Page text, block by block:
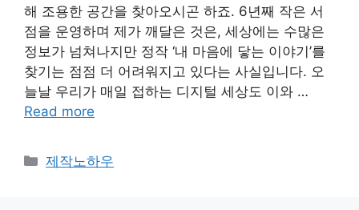
해 조용한 공간을 찾아오시곤 하죠. 6년째 작은 서
점을 운영하며 제가 깨달은 것은, 세상에는 수많은
정보가 넘쳐나지만 정작 ‘내 마음에 닿는 이야기’를
찾기는 점점 더 어려워지고 있다는 사실입니다. 오
늘날 우리가 매일 접하는 디지털 세상도 이와 …
Read more
Categories
제작노하우